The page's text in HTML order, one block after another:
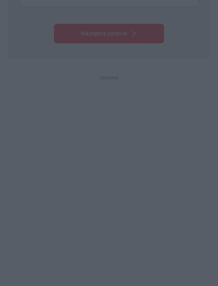
Następne pytanie